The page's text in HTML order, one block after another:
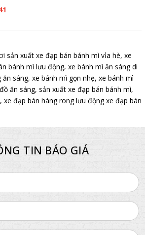
sản xuất xe đạp bán bánh mì vỉa hè, xe
bánh mì lưu động, xe bánh mì ăn sáng di
ăn sáng, xe bánh mì gọn nhẹ, xe bánh mì
ăn sáng, sản xuất xe đạp bán bánh mì,
, xe đạp bán hàng rong lưu động xe đạp bán
TIN BÁO GIÁ